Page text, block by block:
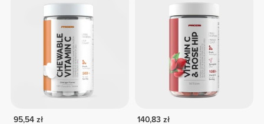
95,54 zł
140,83 zł